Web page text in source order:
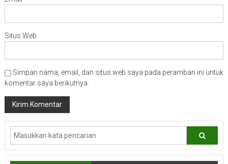
Situs Web
Simpan nama, email, dan situs web saya pada peramban ini untuk
komentar saya berikutnya.